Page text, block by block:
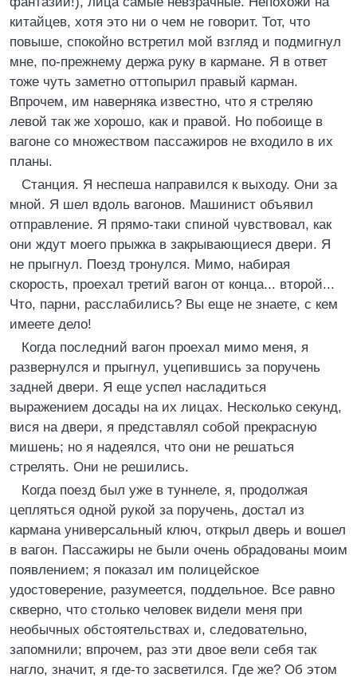
китайцев, хотя это ни о чем не говорит. Тот, что
повыше, спокойно встретил мой взгляд и подмигнул
мне, по-прежнему держа руку в кармане. Я в ответ
тоже чуть заметно оттопырил правый карман.
Впрочем, им наверняка известно, что я стреляю
левой так же хорошо, как и правой. Но побоище в
вагоне со множеством пассажиров не входило в их
планы.
Станция. Я неспеша направился к выходу. Они за
мной. Я шел вдоль вагонов. Машинист объявил
отправление. Я прямо-таки спиной чувствовал, как
они ждут моего прыжка в закрывающиеся двери. Я
не прыгнул. Поезд тронулся. Мимо, набирая
скорость, проехал третий вагон от конца... второй...
Что, парни, расслабились? Вы еще не знаете, с кем
имеете дело!
Когда последний вагон проехал мимо меня, я
развернулся и прыгнул, уцепившись за поручень
задней двери. Я еще успел насладиться
выражением досады на их лицах. Несколько секунд,
вися на двери, я представлял собой прекрасную
мишень; но я надеялся, что они не решаться
стрелять. Они не решились.
Когда поезд был уже в туннеле, я, продолжая
цепляться одной рукой за поручень, достал из
кармана универсальный ключ, открыл дверь и вошел
в вагон. Пассажиры не были очень обрадованы моим
появлением; я показал им полицейское
удостоверение, разумеется, поддельное. Все равно
скверно, что столько человек видели меня при
необычных обстоятельствах и, следовательно,
запомнили; впрочем, раз эти двое вели себя так
нагло, значит, я где-то засветился. Где же? Об этом